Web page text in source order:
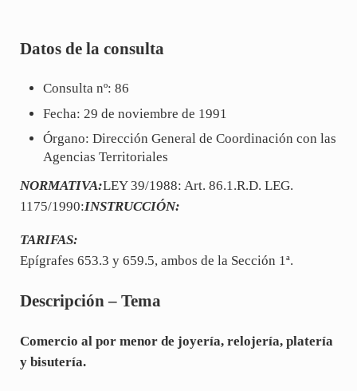
Datos de la consulta
Consulta nº: 86
Fecha: 29 de noviembre de 1991
Órgano: Dirección General de Coordinación con las
Agencias Territoriales
NORMATIVA:LEY 39/1988: Art. 86.1.R.D. LEG.
1175/1990:INSTRUCCIÓN:
TARIFAS:
Epígrafes 653.3 y 659.5, ambos de la Sección 1ª.
Descripción – Tema
Comercio al por menor de joyería, relojería, platería
y bisutería.